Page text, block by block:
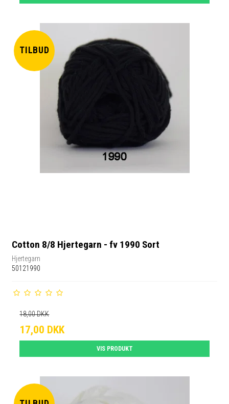
TILBUD
Cotton 8/8 Hjertegarn - fv 1990 Sort
Hjertegarn
50121990
18,00 DKK
17,00 DKK
VIS PRODUKT